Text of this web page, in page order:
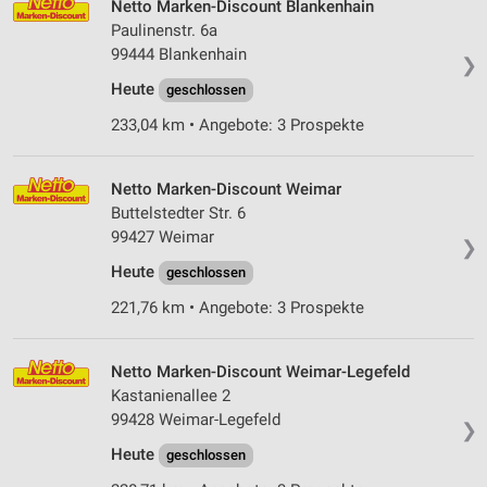
❯
Netto Marken-Discount Blankenhain
Paulinenstr. 6a
99444 Blankenhain
Heute
geschlossen
233,04 km • Angebote: 3 Prospekte
❯
Netto Marken-Discount Weimar
Buttelstedter Str. 6
99427 Weimar
Heute
geschlossen
221,76 km • Angebote: 3 Prospekte
❯
Netto Marken-Discount Weimar-Legefeld
Kastanienallee 2
99428 Weimar-Legefeld
Heute
geschlossen
Verwendung von Profilen zur Auswahl
personalisierter Werbung
Erstellung von Profilen zur Personalisierung
von Inhalten
Messung der Werbeleistung
Analyse von Zielgruppen durch Statistiken oder
Kombinationen von Daten aus verschiedenen
Entwicklung und Verbesserung der Angebote
Verwendung reduzierter Daten zur Auswahl von